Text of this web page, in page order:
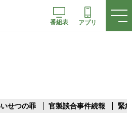
番組表 アプリ
せつの罪 官製談合事件続報 緊